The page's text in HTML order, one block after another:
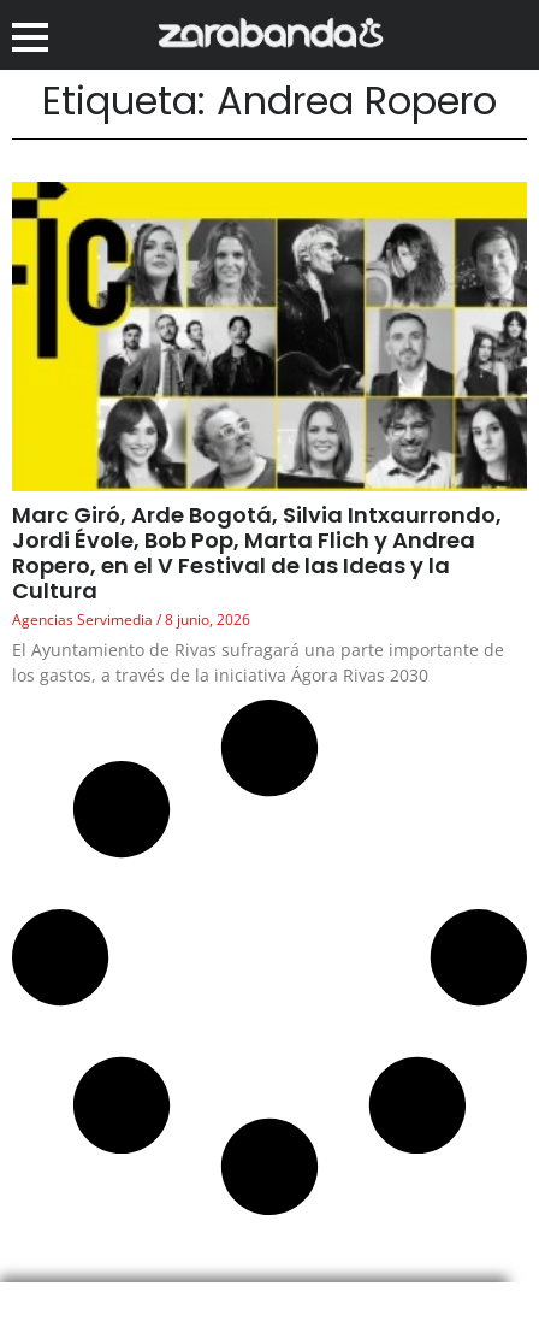
Etiqueta: Andrea Ropero
Marc Giró, Arde Bogotá, Silvia Intxaurrondo,
Jordi Évole, Bob Pop, Marta Flich y Andrea
Ropero, en el V Festival de las Ideas y la
Cultura
Agencias Servimedia 8 junio, 2026
El Ayuntamiento de Rivas sufragará una parte importante de
los gastos, a través de la iniciativa Ágora Rivas 2030